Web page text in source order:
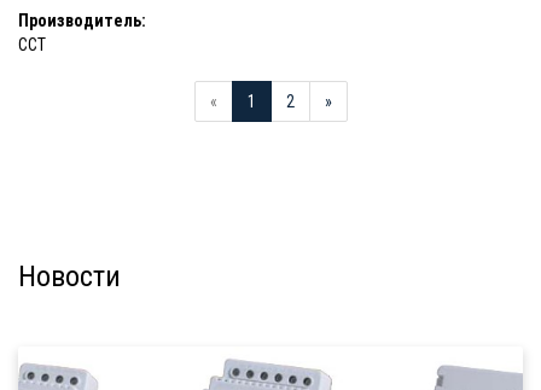
Производитель:
ССТ
« 1 2 »
Новости